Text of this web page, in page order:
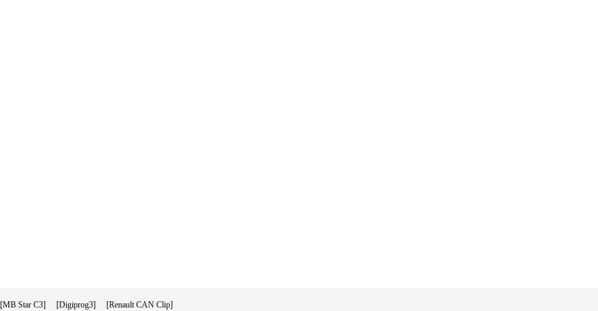
[MB Star C3] [Digiprog3] [Renault CAN Clip]